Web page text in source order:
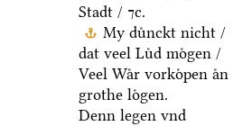
Stadt / ⁊c.
My duͤnckt nicht /
dat veel Luͤd moͤgen /
Veel Waͤr vorkoͤpen aͤn
grothe loͤgen.
Denn legen vnd